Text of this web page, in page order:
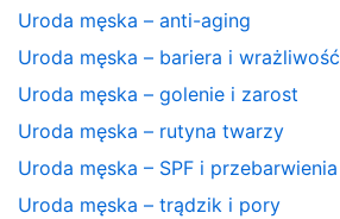
Uroda męska – anti-aging
Uroda męska – bariera i wrażliwość
Uroda męska – golenie i zarost
Uroda męska – rutyna twarzy
Uroda męska – SPF i przebarwienia
Uroda męska – trądzik i pory